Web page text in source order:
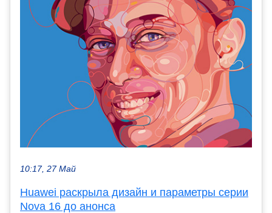
10:17, 27 Май
Huawei раскрыла дизайн и параметры серии
Nova 16 до анонса